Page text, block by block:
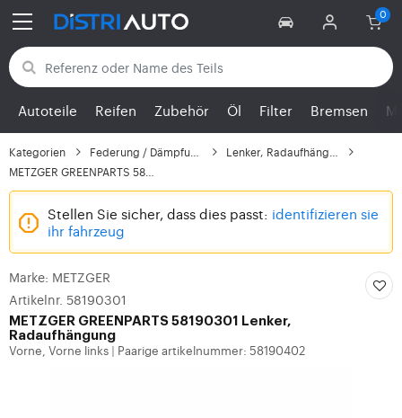
Zurück zu den Kategorien
Autoteile Reifen Zubehör Öl Filter Bremsen
Kategorien
Stellen Sie sicher, dass dies passt: identifizieren sie
ihr fahrzeug
Marke: METZGER
Artikelnr. 58190301
METZGER GREENPARTS 58190301 Lenker,
Radaufhängung
Vorne, Vorne links Paarige artikelnummer: 58190402